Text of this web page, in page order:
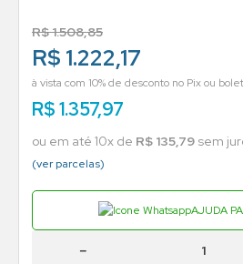
R$1.508,85
R$ 1.222,17
à vista com 10% de desconto no Pix ou
R$1.357,97
ou em até 10x de R$ 135,79 sem
(ver parcelas)
AJUDA
－